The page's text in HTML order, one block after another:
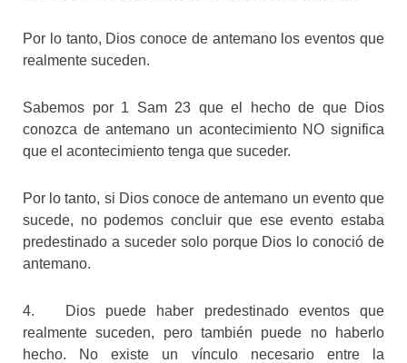
Por lo tanto, Dios conoce de antemano los eventos que
realmente suceden.
Sabemos por 1 Sam 23 que el hecho de que Dios
conozca de antemano un acontecimiento NO significa
que el acontecimiento tenga que suceder.
Por lo tanto, si Dios conoce de antemano un evento que
sucede, no podemos concluir que ese evento estaba
predestinado a suceder solo porque Dios lo conoció de
antemano.
4. Dios puede haber predestinado eventos que
realmente suceden, pero también puede no haberlo
hecho. No existe un vínculo necesario entre la